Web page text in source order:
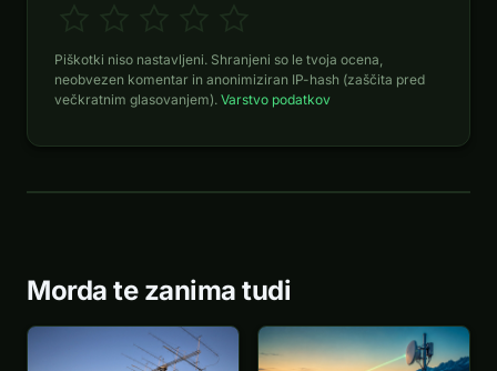
Piškotki niso nastavljeni. Shranjeni so le tvoja ocena,
neobvezen komentar in anonimiziran IP-hash (zaščita pred
večkratnim glasovanjem). Varstvo podatkov
Morda te zanima tudi